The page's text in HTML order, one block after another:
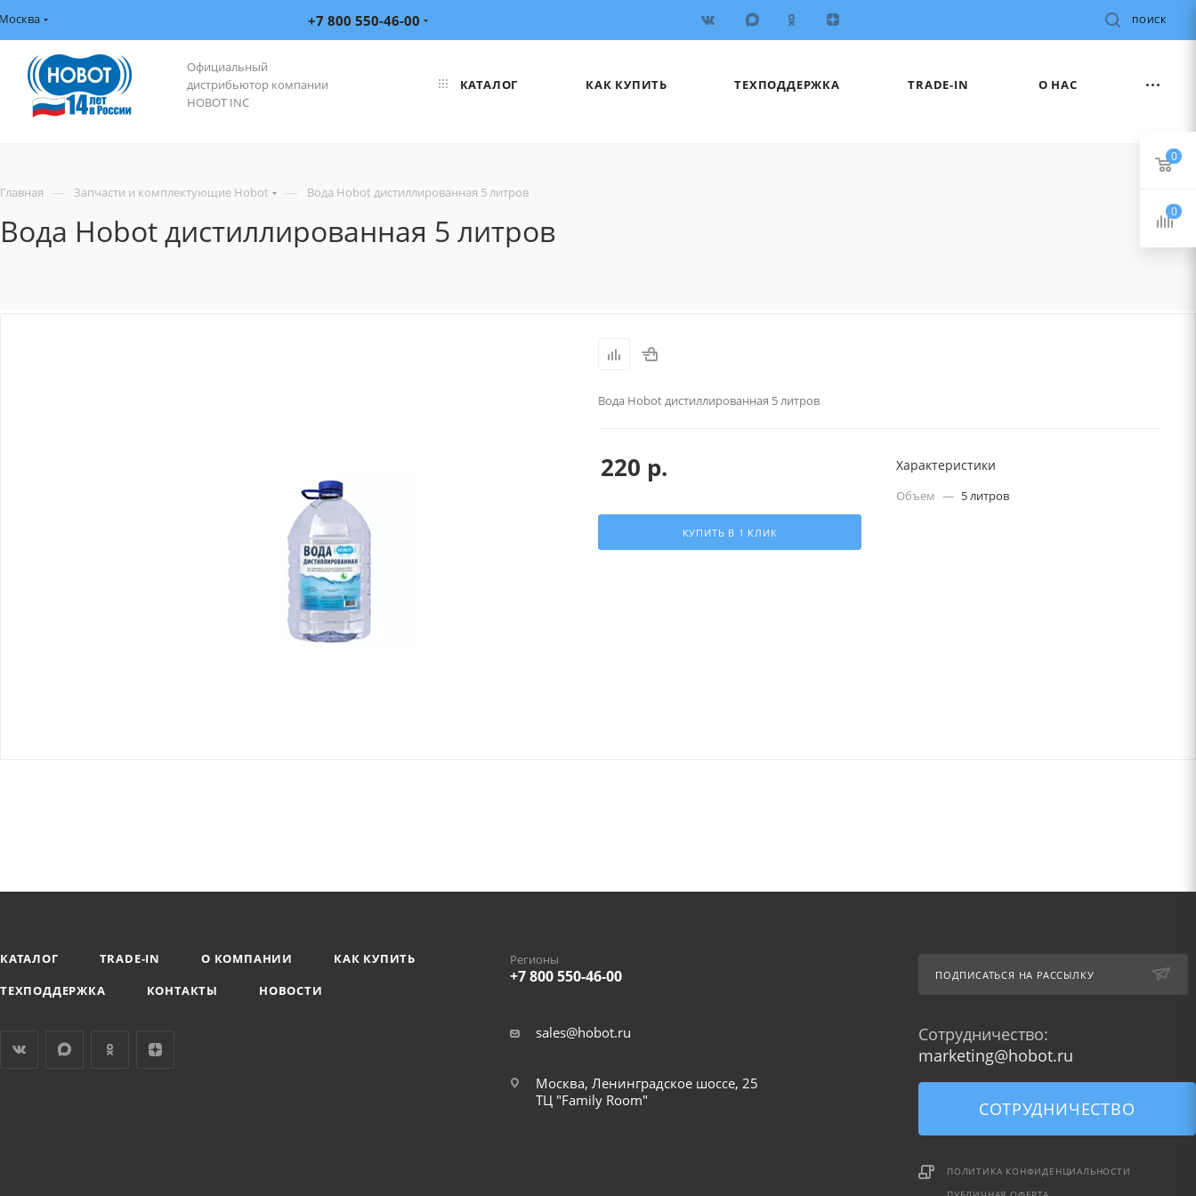
+7 800 550-46-00 ПОИСК
Официальный
дистрибьютор компании
HOBOT INC
КАТАЛОГ КАК КУПИТЬ ТЕХПОДДЕРЖКА TRADE-IN О НАС
Главная — Запчасти и комплектующие Hobot — Вода Hobot дистиллированная 5 литров
Вода Hobot дистиллированная 5 литров
Вода Hobot дистиллированная 5 литров
220 р.
КУПИТЬ В 1 КЛИК
Характеристики
Объем — 5 литров
КАТАЛОГ TRADE-IN О КОМПАНИИ
КАК КУПИТЬ
ТЕХПОДДЕРЖКА
КОНТАКТЫ НОВОСТИ
Регионы
+7 800 550-46-00
sales@hobot.ru
Москва, Ленинградское шоссе, 25
ТЦ "Family Room"
ПОДПИСАТЬСЯ НА РАССЫЛКУ
Сотрудничество:
marketing@hobot.ru
СОТРУДНИЧЕСТВО
ПОЛИТИКА КОНФИДЕНЦИАЛЬНОСТИ
0
0